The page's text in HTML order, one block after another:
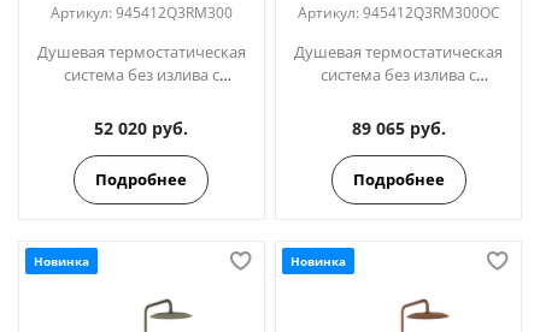
Артикул: 945412Q3RM300
Душевая термостатическая
система без излива с
BLAUTHERM
945412Q3RM300
52 020 руб.
Подробнее
Артикул: 945412Q3RM300OC
Душевая термостатическая
система без излива с
BLAUTHERM
945412Q3RM300OC золото
89 065 руб.
Подробнее
Новинка Новинка